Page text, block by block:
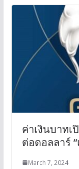
ค่าเงินบาทเ
ต่อดอลลาร์
March 7, 2024